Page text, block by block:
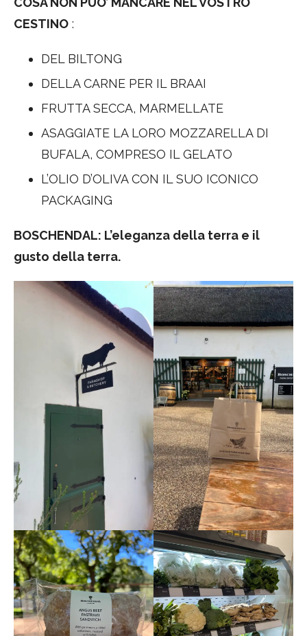
CESTINO :
DEL BILTONG
DELLA CARNE PER IL BRAAI
FRUTTA SECCA, MARMELLATE
ASAGGIATE LA LORO MOZZARELLA DI
BUFALA, COMPRESO IL GELATO
L’OLIO D’OLIVA CON IL SUO ICONICO
PACKAGING
BOSCHENDAL: L’eleganza della terra e il
gusto della terra.